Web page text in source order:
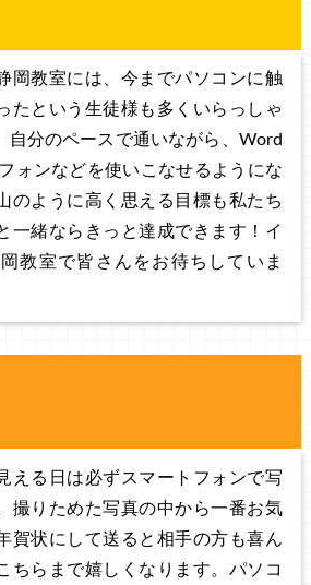
岡教室には、今までパソコンに触
たという生徒様も多くいらっしゃ
自分のペースで通いながら、Word
ォンなどを使いこなせるようにな
のように高く思える目標も私たち
一緒ならきっと達成できます！イ
教室で皆さんをお待ちしていま
える日は必ずスマートフォンで写
撮りためた写真の中から一番お気
賀状にして送ると相手の方も喜ん
ちらまで嬉しくなります。パソコ